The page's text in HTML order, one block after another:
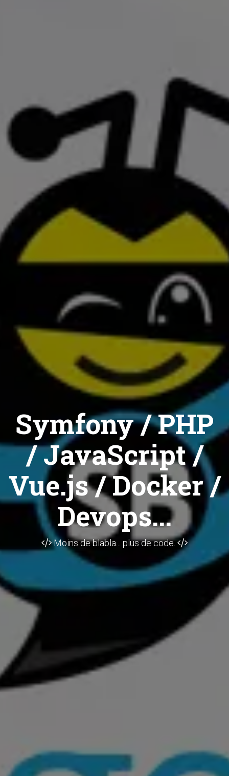
Symfony / PHP
/ JavaScript /
Vue.js / Docker /
Devops...
Moins de blabla... plus de code.